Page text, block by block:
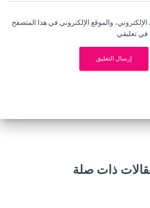
والموقع الإلكتروني في هذا المتصفح
في تعليقي.
ذات صلة